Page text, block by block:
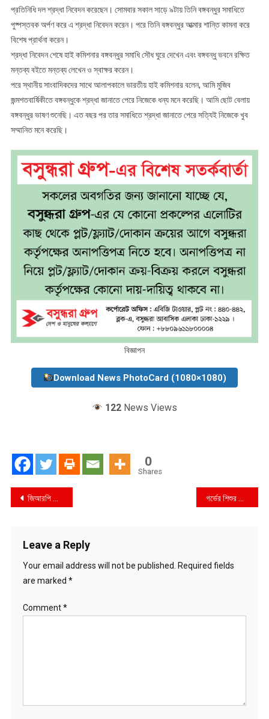
প্রতিনিধি দল শ্রদ্ধা নিবেদন করেছেন। সোমবার সকাল সাড়ে ৯টায় তিনি বঙ্গবন্ধুর সমাধিতে
পুষ্পস্তবক অর্পণ করে এ শ্রদ্ধা নিবেদন করেন। পরে তিনি বঙ্গবন্ধুর আত্মার শান্তি কামনা করে
বিশেষ প্রার্থনা করেন।
শ্রদ্ধা নিবেদন শেষে হাই কমিশনার বঙ্গবন্ধুর সমাধি সৌধ ঘুরে দেখেন এবং বঙ্গবন্ধু ভবনে রক্ষিত
মন্তব্য বইতে মন্তব্য লেখেন ও স্বাক্ষর করেন।
পরে স্থানীয় সাংবাদিকদের সাথে আলাপকালে ভারতীয় হাই কমিশনার বলেন, আমি মুজিব
জন্মশতবার্ষিকীতে বঙ্গবন্ধুকে শ্রদ্ধা জানাতে পেরে নিজেকে ধন্য মনে করেছি। আমি ছোট বেলায়
বঙ্গবন্ধুর ভাষণ শুনেছি। এত বছর পর তার সমাধিতে শ্রদ্ধা জানাতে পেরে সত্যিই নিজেকে খুব
সম্মানিত মনে করেছি।
বিজ্ঞাপন
Download News PhotoCard (1080×1080)
122 News Views
0
Shares
Post
জিআরপি থানায় গণধর্ষণের প্রমাণ পায়নি পিবিআই গর্ভের শিশুর লিঙ্গ পরিচয় প্রকাশ কেন অবৈধ নয়: হাইকোর্ট
Leave a Reply
Your email address will not be published. Required fields
are marked *
Comment*